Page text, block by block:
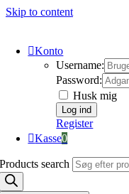
Skip to content
Konto
Username:
Password:
Husk mig
Register
Kasse0
Products search